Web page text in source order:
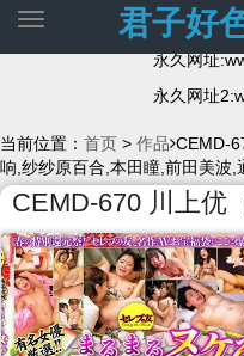
君子好
切
永久网址
永久网址
当前位置： 首页 > 作品 CEMD-
响,纱纱原百合,本田瞳,前田美波,
CEMD-670 川上优